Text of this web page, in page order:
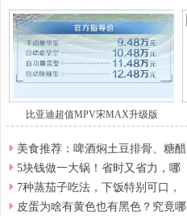
比亚迪超值MPV宋MAX升级版
美食推荐：啤酒焖土豆排骨、糖醋
5块钱做一大锅！省时又省力，哪
7种蒸茄子吃法，下饭特别可口，
皮蛋为啥有黄色也有黑色？究竟哪